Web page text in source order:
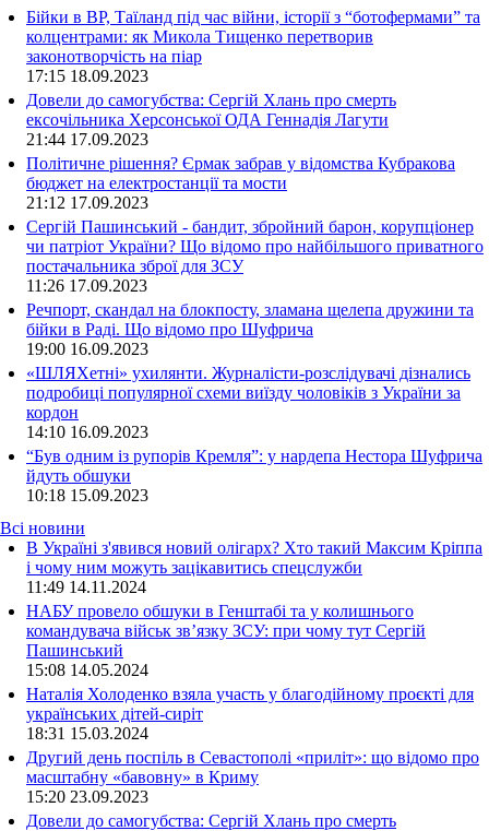
Бійки в ВР, Таїланд під час війни, історії з “ботофермами” та
колцентрами: як Микола Тищенко перетворив
законотворчість на піар
17:15 18.09.2023
Довели до самогубства: Сергій Хлань про смерть
ексочільника Херсонської ОДА Геннадія Лагути
21:44 17.09.2023
Політичне рішення? Єрмак забрав у відомства Кубракова
бюджет на електростанції та мости
21:12 17.09.2023
Сергій Пашинський - бандит, збройний барон, корупціонер
чи патріот України? Що відомо про найбільшого приватного
постачальника зброї для ЗСУ
11:26 17.09.2023
Речпорт, скандал на блокпосту, зламана щелепа дружини та
бійки в Раді. Що відомо про Шуфрича
19:00 16.09.2023
«ШЛЯХетні» ухилянти. Журналісти-розслідувачі дізнались
подробиці популярної схеми виїзду чоловіків з України за
кордон
14:10 16.09.2023
“Був одним із рупорів Кремля”: у нардепа Нестора Шуфрича
йдуть обшуки
10:18 15.09.2023
Всі новини
В Україні з'явився новий олігарх? Хто такий Максим Кріппа
і чому ним можуть зацікавитись спецслужби
11:49 14.11.2024
НАБУ провело обшуки в Генштабі та у колишнього
командувача військ зв’язку ЗСУ: при чому тут Сергій
Пашинський
15:08 14.05.2024
Наталія Холоденко взяла участь у благодійному проєкті для
українських дітей-сиріт
18:31 15.03.2024
Другий день поспіль в Севастополі «приліт»: що відомо про
масштабну «бавовну» в Криму
15:20 23.09.2023
Довели до самогубства: Сергій Хлань про смерть